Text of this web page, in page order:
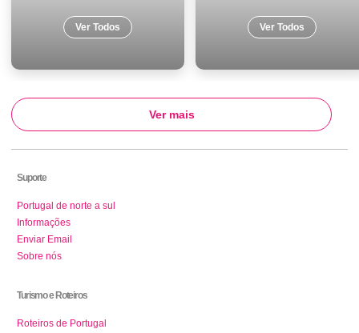
Ver Todos Ver Todos
Ver mais
Suporte
Portugal de norte a sul
Informações
Enviar Email
Sobre nós
Turismo e Roteiros
Roteiros de Portugal